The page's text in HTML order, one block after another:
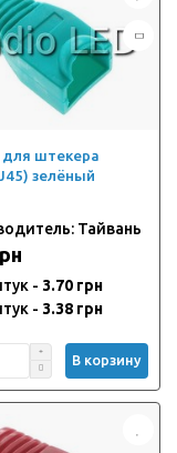
для штекера
зелёный
Тайвань
- 3.70 грн
- 3.38 грн
В корзину